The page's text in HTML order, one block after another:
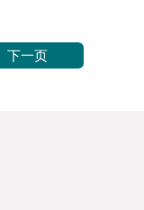
下一页